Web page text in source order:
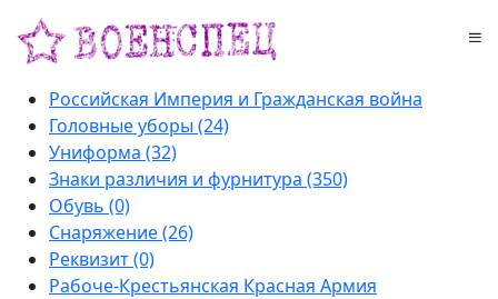
Российская Империя и Гражданская война
Головные уборы (24)
Униформа (32)
Знаки различия и фурнитура (350)
Обувь (0)
Снаряжение (26)
Реквизит (0)
Рабоче-Крестьянская Красная Армия